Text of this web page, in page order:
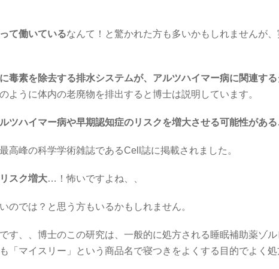
て働いているなんて！と驚かれた方も多いかもしれませんが
毒素を除去する排水システムが、アルツハイマー病に関連す
ように体内の老廃物を排出すると博士は説明しています。
ツハイマー病や早期認知症のリスクを増大させる可能性があ
高峰の科学学術雑誌であるCell 誌に掲載されました。
スク増大…！怖いですよね、、
のでは？と思う方もいるかもしれません。
す、、博士のこの研究は、一般的に処方される睡眠補助薬ゾ
「マイスリー」という商品名で寝つきをよくする目的でよく処